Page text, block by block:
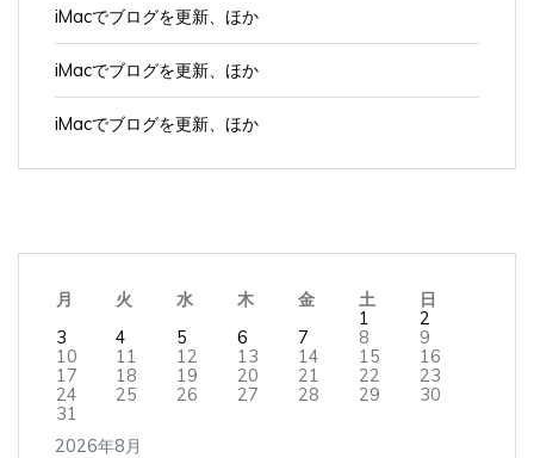
iMacでブログを更新、ほか
iMacでブログを更新、ほか
iMacでブログを更新、ほか
2026年8月
月 火 水 木 金 土
日
1
2
3
4 5 6 7 8
9
10
11 12 13 14 15
16
17
18 19 20 21 22
23
24
25 26 27 28 29
30
31